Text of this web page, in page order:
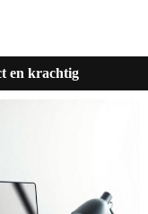
en krachtig